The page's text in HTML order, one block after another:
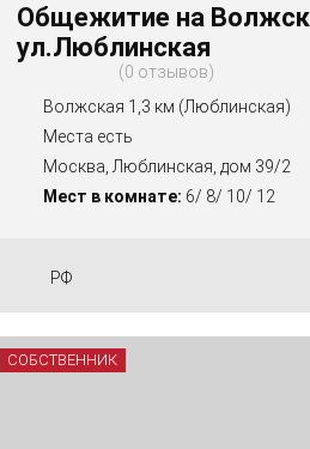
Общежитие на
ул.Люблинская
0 отзывов
Волжская 1,3 км (Люблинская)
Места есть
Москва, Люблинская, дом 39/2
Мест в комнате: 6/ 8/ 10/ 12
РФ
СОБСТВЕННИК